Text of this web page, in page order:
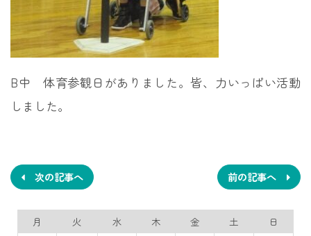
B中 体育参観日がありました。皆、力いっぱい活動
しました。
稿
ナ
ビ
前の記事へ
次の記事へ
月 火 水 木 金 土
日